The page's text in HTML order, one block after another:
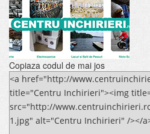
Copiaza codul de mai jos
<a href="http://
title="Centru Inchirieri"><img
src="http://
1.jpg" alt="Centru Inchirieri" /></